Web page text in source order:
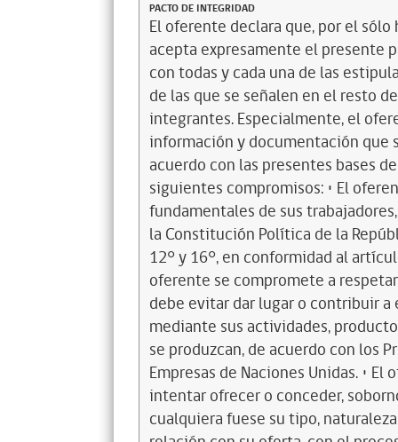
PACTO DE INTEGRIDAD
El oferente declara que, por el
acepta expresamente el presente
con todas y cada una de las
de las que se señalen en el resto
integrantes. Especialmente, el
información y documentación que
acuerdo con las presentes bases
siguientes compromisos: • El
fundamentales de sus
la Constitución Política de la
12° y 16°, en conformidad al
oferente se compromete a
debe evitar dar lugar o contribuir
mediante sus actividades,
se produzcan, de acuerdo con los
Empresas de Naciones Unidas. •
intentar ofrecer o conceder,
cualquiera fuese su tipo,